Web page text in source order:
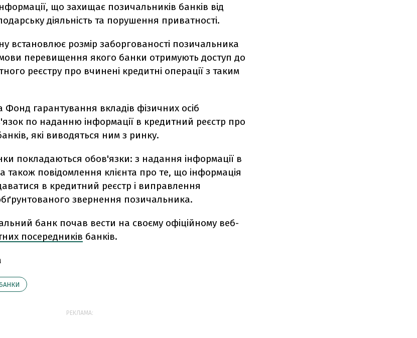
що захищає позичальників банків від
діяльність та порушення приватності.
встановлює розмір заборгованості позичальника
перевищення якого банки отримують доступ до
реєстру про вчинені кредитні операції з таким
гарантування вкладів фізичних осіб
по наданню інформації в кредитний реєстр про
які виводяться ним з ринку.
покладаються обов'язки: з надання інформації в
також повідомлення клієнта про те, що інформація
в кредитний реєстр і виправлення
звернення позичальника.
банк почав вести на своєму офіційному веб-
посередників банків.
РЕКЛАМА: